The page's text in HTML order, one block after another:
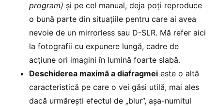
program) și pe cel manual, deja poți reproduce
o bună parte din situațiile pentru care ai avea
nevoie de un mirrorless sau D-SLR. Mă refer aici
la fotografii cu expunere lungă, cadre de
acțiune ori imagini în lumină foarte slabă.
Deschiderea maximă a diafragmei este o altă
caracteristică pe care o vei găsi utilă, mai ales
dacă urmărești efectul de „blur”, așa-numitul